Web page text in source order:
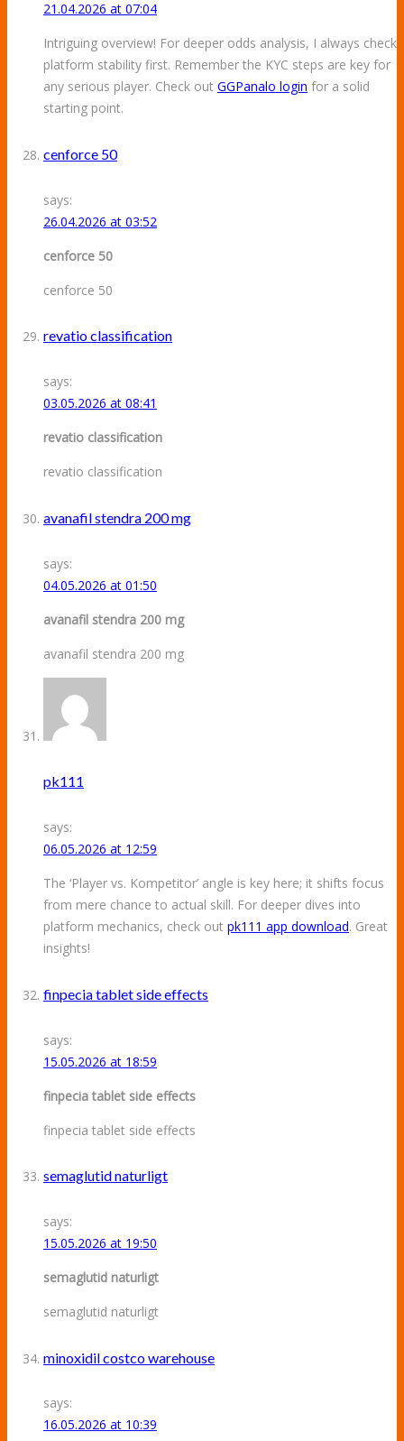
21.04.2026 at 07:04
Intriguing overview! For deeper odds analysis, I always check
platform stability first. Remember the KYC steps are key for
any serious player. Check out GGPanalo login for a solid
starting point.
cenforce 50
says:
26.04.2026 at 03:52
cenforce 50
cenforce 50
revatio classification
says:
03.05.2026 at 08:41
revatio classification
revatio classification
avanafil stendra 200 mg
says:
04.05.2026 at 01:50
avanafil stendra 200 mg
avanafil stendra 200 mg
pk111
says:
06.05.2026 at 12:59
The ‘Player vs. Kompetitor’ angle is key here; it shifts focus
from mere chance to actual skill. For deeper dives into
platform mechanics, check out pk111 app download. Great
insights!
finpecia tablet side effects
says:
15.05.2026 at 18:59
finpecia tablet side effects
finpecia tablet side effects
semaglutid naturligt
says:
15.05.2026 at 19:50
semaglutid naturligt
semaglutid naturligt
minoxidil costco warehouse
says:
16.05.2026 at 10:39